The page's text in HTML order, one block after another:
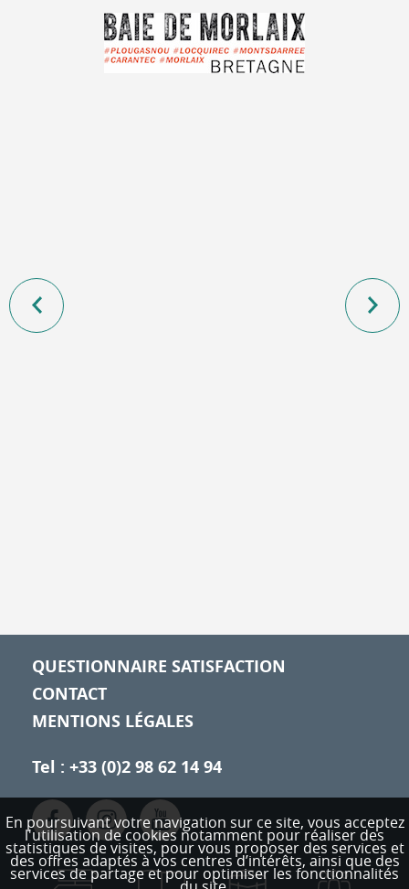
QUESTIONNAIRE SATISFACTION
CONTACT
MENTIONS LÉGALES
Tel : +33 (0)2 98 62 14 94
En poursuivant votre navigation sur ce site, vous acceptez
l'utilisation de cookies notamment pour réaliser des
statistiques de visites, pour vous proposer des services et
des offres adaptés à vos centres d’intérêts, ainsi que des
services de partage et pour optimiser les fonctionnalités